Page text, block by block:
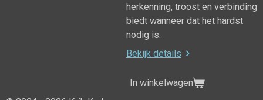
herkenning, troost en verbinding
biedt wanneer dat het hardst
nodig is.
Bekijk details
In winkelwagen